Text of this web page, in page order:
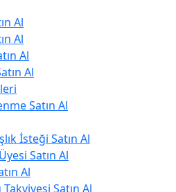
Al
Al
Al
Al
Satın Al
İsteği Satın Al
Satın Al
Al
Satın Al